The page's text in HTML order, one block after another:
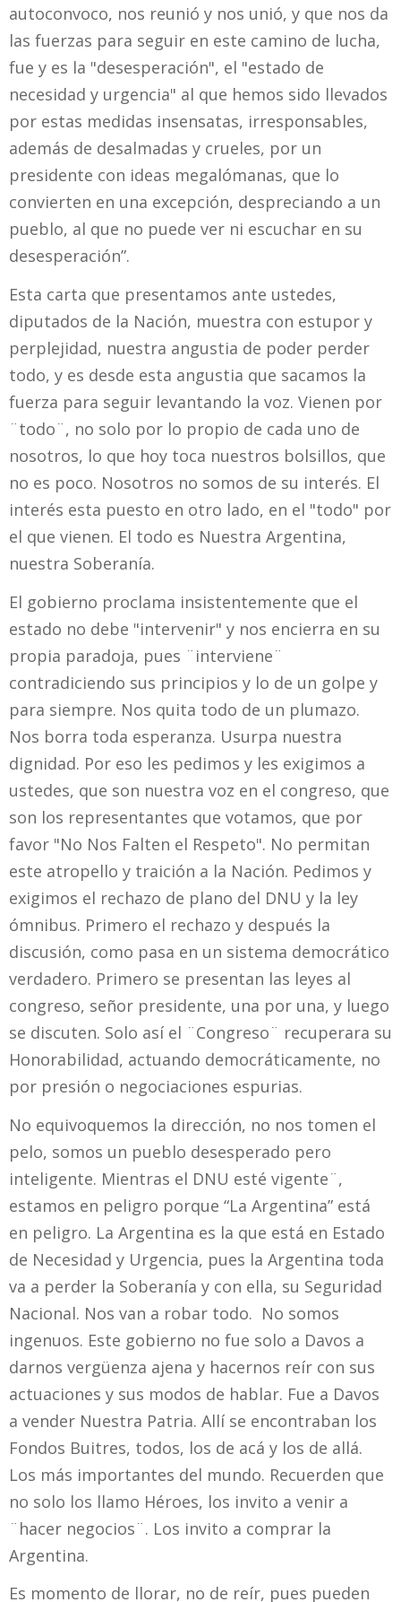
autoconvoco, nos reunió y nos unió, y que nos da
las fuerzas para seguir en este camino de lucha,
fue y es la "desesperación", el "estado de
necesidad y urgencia" al que hemos sido llevados
por estas medidas insensatas, irresponsables,
además de desalmadas y crueles, por un
presidente con ideas megalómanas, que lo
convierten en una excepción, despreciando a un
pueblo, al que no puede ver ni escuchar en su
desesperación”.
Esta carta que presentamos ante ustedes,
diputados de la Nación, muestra con estupor y
perplejidad, nuestra angustia de poder perder
todo, y es desde esta angustia que sacamos la
fuerza para seguir levantando la voz. Vienen por
¨todo¨, no solo por lo propio de cada uno de
nosotros, lo que hoy toca nuestros bolsillos, que
no es poco. Nosotros no somos de su interés. El
interés esta puesto en otro lado, en el "todo" por
el que vienen. El todo es Nuestra Argentina,
nuestra Soberanía.
El gobierno proclama insistentemente que el
estado no debe "intervenir" y nos encierra en su
propia paradoja, pues ¨interviene¨
contradiciendo sus principios y lo de un golpe y
para siempre. Nos quita todo de un plumazo.
Nos borra toda esperanza. Usurpa nuestra
dignidad. Por eso les pedimos y les exigimos a
ustedes, que son nuestra voz en el congreso, que
son los representantes que votamos, que por
favor "No Nos Falten el Respeto". No permitan
este atropello y traición a la Nación. Pedimos y
exigimos el rechazo de plano del DNU y la ley
ómnibus. Primero el rechazo y después la
discusión, como pasa en un sistema democrático
verdadero. Primero se presentan las leyes al
congreso, señor presidente, una por una, y luego
se discuten. Solo así el ¨Congreso¨ recuperara su
Honorabilidad, actuando democráticamente, no
por presión o negociaciones espurias.
No equivoquemos la dirección, no nos tomen el
pelo, somos un pueblo desesperado pero
inteligente. Mientras el DNU esté vigente¨,
estamos en peligro porque “La Argentina” está
en peligro. La Argentina es la que está en Estado
de Necesidad y Urgencia, pues la Argentina toda
va a perder la Soberanía y con ella, su Seguridad
Nacional. Nos van a robar todo. No somos
ingenuos. Este gobierno no fue solo a Davos a
darnos vergüenza ajena y hacernos reír con sus
actuaciones y sus modos de hablar. Fue a Davos
a vender Nuestra Patria. Allí se encontraban los
Fondos Buitres, todos, los de acá y los de allá.
Los más importantes del mundo. Recuerden que
no solo los llamo Héroes, los invito a venir a
¨hacer negocios¨. Los invito a comprar la
Argentina.
Es momento de llorar, no de reír, pues pueden